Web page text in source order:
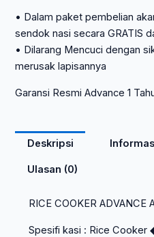
• Dalam paket pembelian
sendok nasi secara GRATIS
• Dilarang Mencuci dengan
merusak lapisannya
Garansi Resmi Advance 1
Deskripsi
Ulasan (0)
RICE COOKER ADVANCE
Spesifi kasi : Rice Cooker